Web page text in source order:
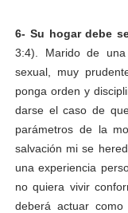
6- Su hogar debe
3:4). Marido de
sexual, muy
ponga orden y
darse el caso de
parámetros de la
salvación mi se
una experiencia
no quiera vivir
deberá actuar